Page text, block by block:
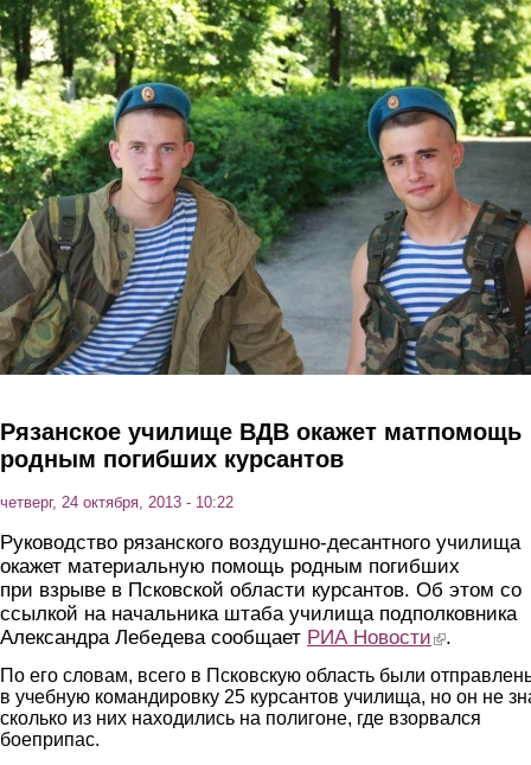
Перейти к основному содержанию
Рязанское училище ВДВ окажет матпомощь
родным погибших курсантов
четверг, 24 октября, 2013 - 10:22
Руководство рязанского воздушно-десантного училища
окажет материальную помощь родным погибших
при взрыве в Псковской области курсантов. Об этом со
ссылкой на начальника штаба училища подполковника
Александра Лебедева сообщает РИА Новости (link is
.
По его словам, всего в Псковскую область были
в учебную командировку 25 курсантов училища, но он не
сколько из них находились на полигоне, где взорвался
боеприпас.